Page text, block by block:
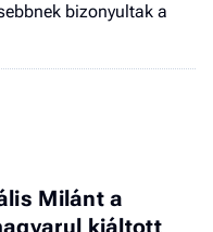
bizonyultak a
Milánt a
kiáltott